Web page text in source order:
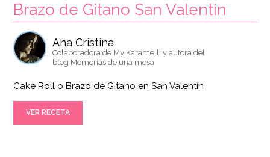
Brazo de Gitano San Valentín
Ana Cristina
Colaboradora de My Karamelli y autora del
blog Memorias de una mesa
Cake Roll o Brazo de Gitano en San Valentín
VER RECETA